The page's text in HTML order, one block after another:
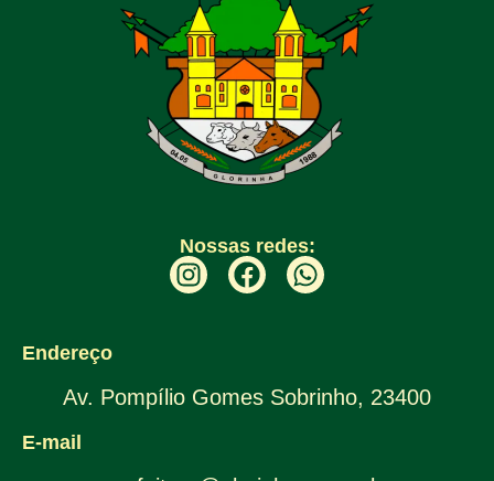
Nossas redes:
Endereço
Av. Pompílio Gomes Sobrinho, 23400
E-mail